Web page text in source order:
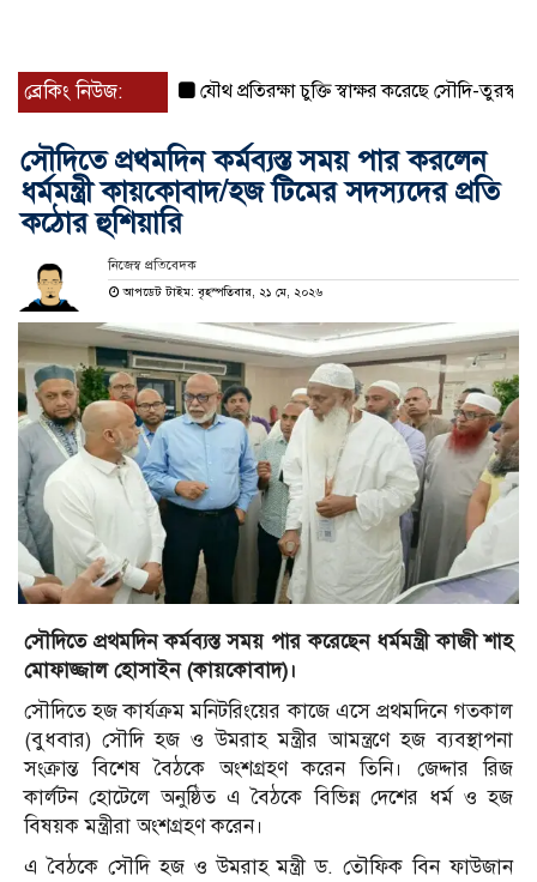
ব্রেকিং নিউজ: যৌথ প্রতিরক্ষা চুক্তি স্বাক্ষর করেছে সৌদি-তুরস্ক-
সৌদিতে প্রথমদিন কর্মব্যস্ত সময় পার করলেন
ধর্মমন্ত্রী কায়কোবাদ/হজ টিমের সদস্যদের প্রতি
কঠোর হুশিয়ারি
নিজেস্ব প্রতিবেদক
আপডেট টাইম: বৃহস্পতিবার, ২১ মে, ২০২৬
সৌদিতে প্রথমদিন কর্মব্যস্ত সময় পার করেছেন ধর্মমন্ত্রী কাজী শাহ
মোফাজ্জাল হোসাইন (কায়কোবাদ)।
সৌদিতে হজ কার্যক্রম মনিটরিংয়ের কাজে এসে প্রথমদিনে গতকাল
(বুধবার) সৌদি হজ ও উমরাহ মন্ত্রীর আমন্ত্রণে হজ ব্যবস্থাপনা
সংক্রান্ত বিশেষ বৈঠকে অংশগ্রহণ করেন তিনি। জেদ্দার রিজ
কার্লটন হোটেলে অনুষ্ঠিত এ বৈঠকে বিভিন্ন দেশের ধর্ম ও হজ
বিষয়ক মন্ত্রীরা অংশগ্রহণ করেন।
এ বৈঠকে সৌদি হজ ও উমরাহ মন্ত্রী ড. তৌফিক বিন ফাউজান